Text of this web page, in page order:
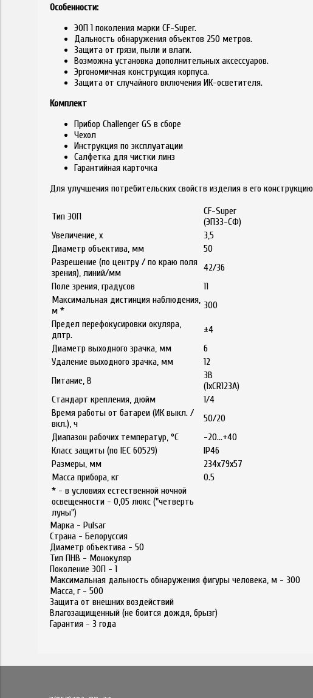
Особенности:
ЭОП 1 поколения марки CF-Super.
Дальность обнаружения объектов 250 метров.
Защита от грязи, пыли и влаги.
Возможна установка дополнительных аксессуаров.
Эргономичная конструкция корпуса.
Защита от случайного включения ИК-осветителя.
Комплект
Прибор Challenger GS в сборе
Чехол
Инструкция по эксплуатации
Салфетка для чистки линз
Гарантийная карточка
Для улучшения потребительских свойств изделия в его
Тип ЭОП
CF-Super
(ЭП33-СФ)
Увеличение, х
3,5
Диаметр объектива, мм
50
Разрешение (по центру / по краю поля
зрения), линий/мм
42/36
Поле зрения, градусов
11
Максимальная дистинция наблюдения,
м *
300
Предел перефокусировки окуляра,
дптр.
±4
Диаметр выходного зрачка, мм
6
Удаление выходного зрачка, мм
12
Питание, B
3B
(1xCR123A)
Стандарт крепления, дюйм
1/4
Время работы от батареи (ИК выкл. /
вкл.), ч
50/20
Диапазон рабочих температур, °C
-20…+40
Класс защиты (по IEC 60529)
IP46
Размеры, мм
234x79x57
Масса прибора, кг
0.5
* - в условиях естественной ночной
освещенности - 0,05 люкс ("четверть
луны")
Марка - Pulsar
Страна - Белоруссия
Диаметр объектива - 50
Тип ПНВ - Монокуляр
Поколение ЭОП - 1
Максимальная дальность обнаружения фигуры человека, м - 300
Масса, г - 500
Защита от внешних воздействий
Влагозащищенный (не боится дождя, брызг)
Гарантия - 3 года